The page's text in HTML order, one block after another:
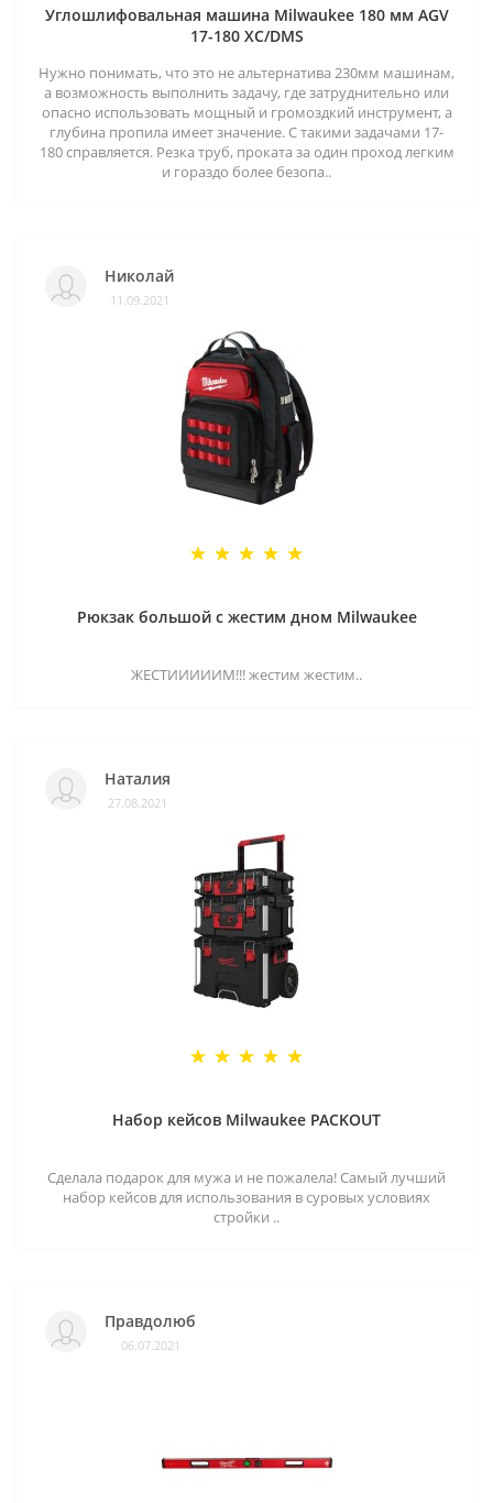
Углошлифовальная машина Milwaukee 180 мм AGV
17-180 XC/DMS
Нужно понимать, что это не альтернатива 230мм машинам,
а возможность выполнить задачу, где затруднительно или
опасно использовать мощный и громоздкий инструмент, а
глубина пропила имеет значение. С такими задачами 17-
180 справляется. Резка труб, проката за один проход легким
и гораздо более безопа..
Николай
11.09.2021
Рюкзак большой с жестим дном Milwaukee
ЖЕСТИИИИИМ!!! жестим жестим..
Наталия
27.08.2021
Набор кейсов Milwaukee PACKOUT
Сделала подарок для мужа и не пожалела! Самый лучший
набор кейсов для использования в суровых условиях
стройки ..
Правдолюб
06.07.2021